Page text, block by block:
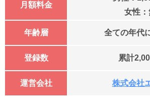
月額料金
女性：
年齢層 全ての年代
登録数 累計
運営会社 株式会社